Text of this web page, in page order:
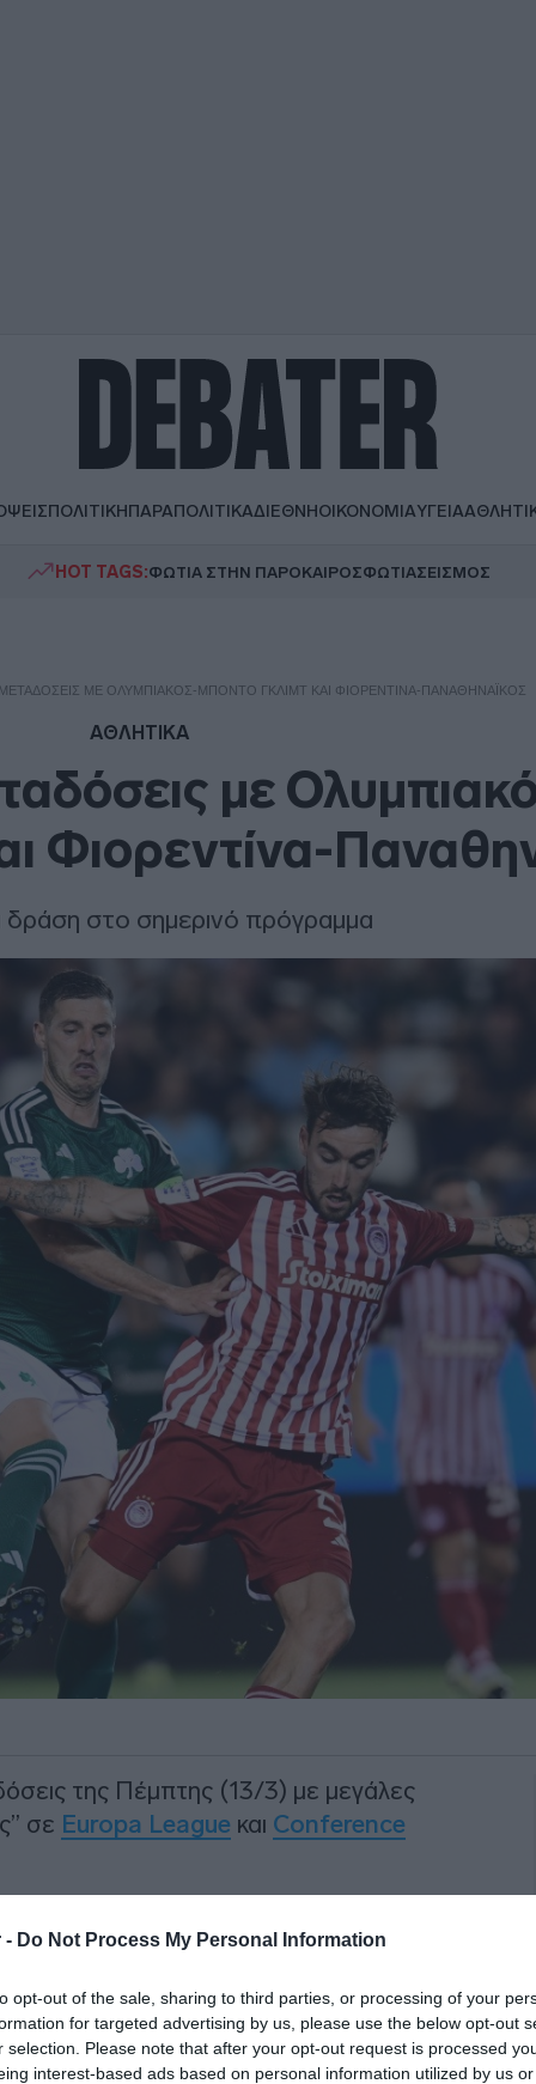
- Do Not Process My Personal Information
opt-out of the sale, sharing to third parties, or processing of your
for targeted advertising by us, please use the below opt-out
selection. Please note that after your opt-out request is processed
interest-based ads based on personal information utilized by us
ΠΟΛΙΤΙΚΗΠΑΡΑΠΟΛΙΤΙΚΑΔΙΕΘΝΗΟΙΚΟΝΟΜΙΑΥΓΕΙΑ
HOT TAGS:ΦΩΤΙΑ ΣΤΗΝ ΠΑΡΟΚΑΙΡΟΣΦΩΤΙΑΣΕΙΣΜΟΣ
ΜΕ ΟΛΥΜΠΙΑΚΌΣ-ΜΠΌΝΤΟ ΓΚΛΙΜΤ ΚΑΙ ΦΙΟΡΕΝΤΊΝΑ-ΠΑΝΑΘΗΝΑΪΚΌΣ
ΑΘΛΗΤΙΚΑ
με
Φιορεντίνα-
δράση στο σημερινό πρόγραμμα
της Πέμπτης (13/3) με μεγάλες
σε Europa League και Conference
μετά την ήττα με3-0 την
βδομάδαςεπί της